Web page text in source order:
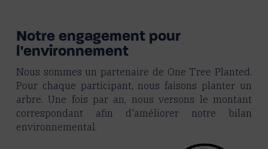
Notre engagement pour
l'environnement
Nous sommes un partenaire de One Tree Planted.
Pour chaque participant, nous faisons planter un
arbre. Une fois par an, nous versons le montant
correspondant afin d'améliorer notre bilan
environnemental.